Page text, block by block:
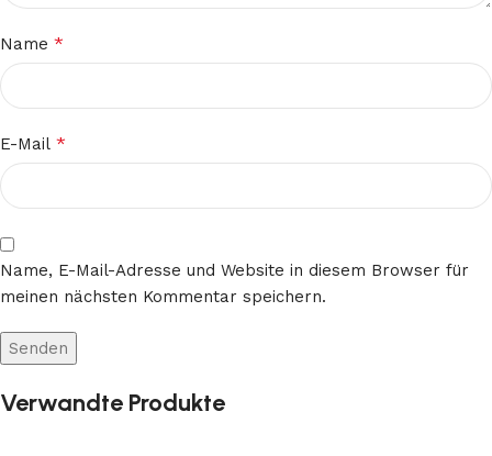
Name *
E-Mail *
Name, E-Mail-Adresse und Website in diesem Browser für
meinen nächsten Kommentar speichern.
Verwandte Produkte